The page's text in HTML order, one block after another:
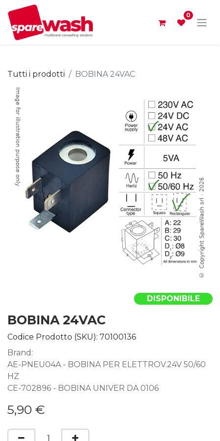
0
Tutti i prodotti BOBINA 24VAC
DISPONIBILE
BOBINA 24VAC
Codice Prodotto (SKU): 70100136
Brand:
AE-PNEU04A - BOBINA PER ELETTROV.24V 50/60
HZ
CE-702896 - BOBINA UNIVER DA 0106
5,90 €